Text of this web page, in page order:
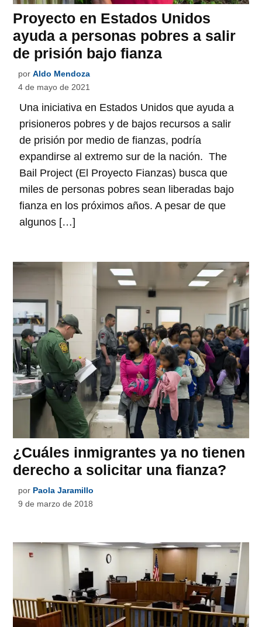
Proyecto en Estados Unidos
ayuda a personas pobres a salir
de prisión bajo fianza
por Aldo Mendoza
4 de mayo de 2021
Una iniciativa en Estados Unidos que ayuda a
prisioneros pobres y de bajos recursos a salir
de prisión por medio de fianzas, podría
expandirse al extremo sur de la nación. The
Bail Project (El Proyecto Fianzas) busca que
miles de personas pobres sean liberadas bajo
fianza en los próximos años. A pesar de que
algunos […]
¿Cuáles inmigrantes ya no tienen
derecho a solicitar una fianza?
por Paola Jaramillo
9 de marzo de 2018